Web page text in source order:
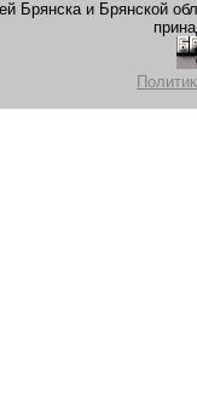
Брянска и Брянской